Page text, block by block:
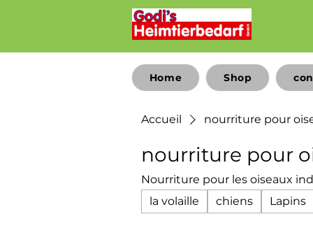
Home Shop
Accueil nourriture pour
nourriture pour
Nourriture pour les oiseaux
la volaille
chiens Lapins